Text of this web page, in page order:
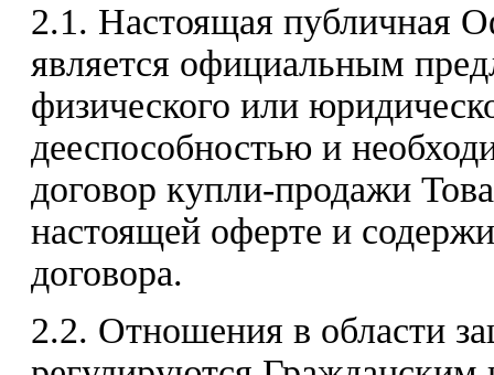
2.1. Настоящая публичная
является официальным
физического или
дееспособностью и
договор купли-продажи
настоящей оферте и
договора.
2.2. Отношения в области